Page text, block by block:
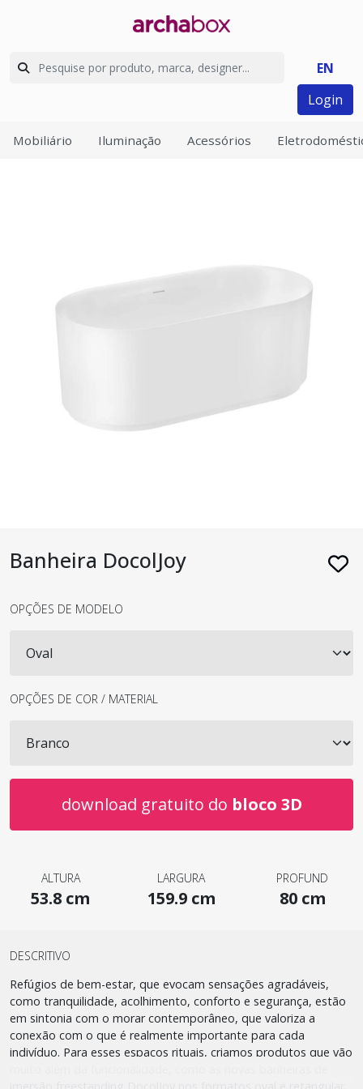
EN
Login
Mobiliário Iluminação Acessórios
Banheira DocolJoy
OPÇÕES DE MODELO
OPÇÕES DE COR / MATERIAL
download gratuito do bloco 3D
ALTURA
53.8 cm
LARGURA
159.9 cm
PROFUND
80 cm
DESCRITIVO
Refúgios de bem-estar, que evocam sensações agradáveis,
como tranquilidade, acolhimento, conforto e segurança, estão
em sintonia com o morar contemporâneo, que valoriza a
conexão com o que é realmente importante para cada
indivíduo. Para esses espaços rituais, criamos produtos que vão